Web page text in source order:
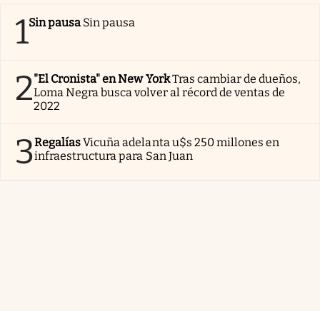
1Sin pausa Sin pausa
2"El Cronista" en New YorkTras cambiar de dueños,
Loma Negra busca volver al récord de ventas de
2022
3RegalíasVicuña adelanta u$s 250 millones en
infraestructura para San Juan